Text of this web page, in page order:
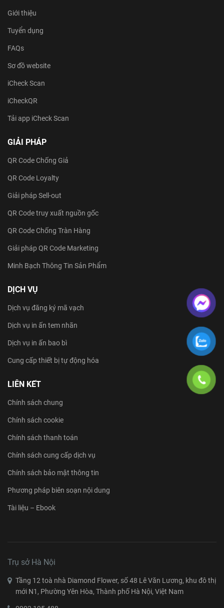
Giới thiệu
Tuyển dụng
FAQs
Sơ đồ website
iCheck Scan
iCheckQR
Tải app iCheck Scan
GIẢI PHÁP
QR Code Chống Giả
QR Code Loyalty
Giải pháp Sell-out
QR Code truy xuất nguồn gốc
QR Code Chống Tràn Hàng
Giải pháp QR Code Marketing
Minh Bạch Thông Tin Sản Phẩm
DỊCH VỤ
Dịch vụ đăng ký mã vạch
Dịch vụ in ấn tem nhãn
Dịch vụ in ấn bao bì
Cung cấp thiết bị tự động hóa
LIÊN KẾT
Chính sách chung
Chính sách cookie
Chính sách thanh toán
Chính sách cung cấp dịch vụ
Chính sách bảo mật thông tin
Phương pháp biên soạn nội dung
Tài liệu – Ebook
Trụ sở Hà Nội
Tầng 12 toà nhà Diamond Flower, số 48 Lê Văn Lương, khu đô thị
mới N1, Phường Yên Hòa, Thành phố Hà Nội, Việt Nam